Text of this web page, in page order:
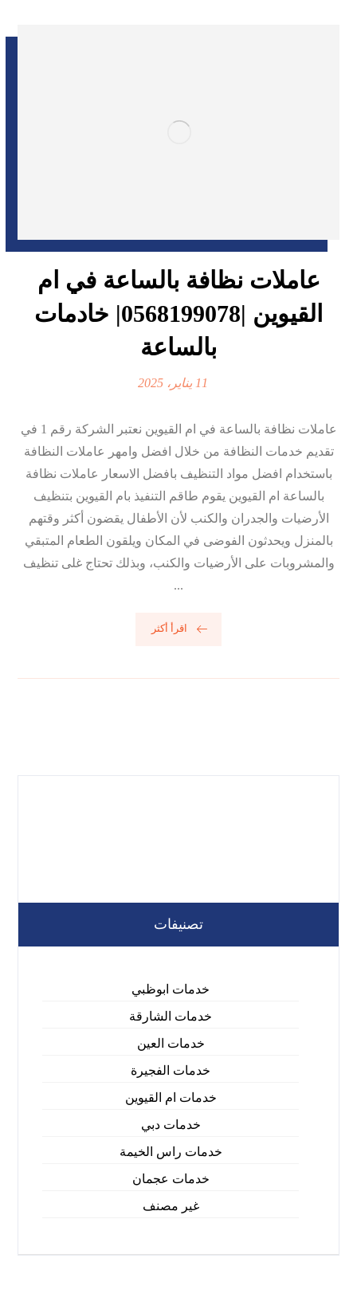
عاملات نظافة بالساعة في ام
القيوين |0568199078| خادمات
بالساعة
11 يناير، 2025
عاملات نظافة بالساعة في ام القيوين نعتبر الشركة رقم 1 في
تقديم خدمات النظافة من خلال افضل وامهر عاملات النظافة
باستخدام افضل مواد التنظيف بافضل الاسعار عاملات نظافة
بالساعة ام القيوين يقوم طاقم التنفيذ بام القيوين بتنظيف
الأرضيات والجدران والكنب لأن الأطفال يقضون أكثر وقتهم
بالمنزل ويحدثون الفوضى في المكان ويلقون الطعام المتبقي
والمشروبات على الأرضيات والكنب، وبذلك تحتاج غلى تنظيف
...
اقرأ أكثر
تصنيفات
خدمات ابوظبي
خدمات الشارقة
خدمات العين
خدمات الفجيرة
خدمات ام القيوين
خدمات دبي
خدمات راس الخيمة
خدمات عجمان
غير مصنف